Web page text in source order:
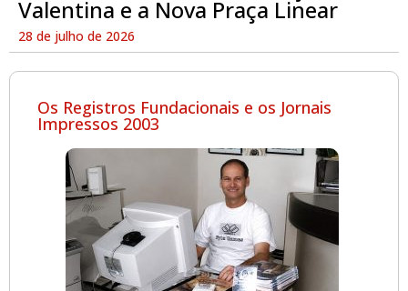
Valentina e a Nova Praça Linear
28 de julho de 2026
Os Registros Fundacionais e os Jornais
Impressos 2003